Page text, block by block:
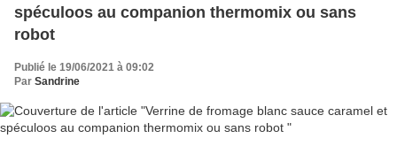
spéculoos au companion thermomix ou sans
robot
Publié le 19/06/2021 à 09:02
Par Sandrine